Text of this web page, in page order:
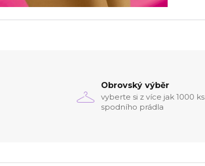
Obrovský výběr
vyberte si z více jak 1000 ks
spodního prádla